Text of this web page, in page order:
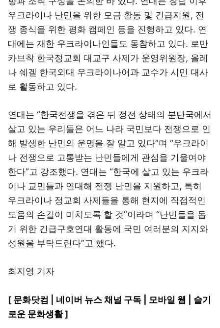
우크라이나 난민을 위한 모금 활동 및 긴급지원, 전
쟁 종식을 위한 평화 캠페인 등을 진행하고 있다. 연
대에는 재한 우크라이나인들도 동참하고 있다. 로만
카브착 한국정교회 대교구 사제가 운영위원장, 올레
나 쉐겔 한국외대 우크라이나어과 교수가 시민 대사
로 활동하고 있다.
연대는 “한국전쟁을 겪은 뒤 정전 상태의 분단국에서
살고 있는 우리들은 어느 나라 국민보다 전쟁으로 인
해 발생한 난민의 운명을 잘 알고 있다”며 “우크라이
나 전쟁으로 고통받는 난민들에게 관심을 기울여야
한다”고 강조했다. 연대는 “한국에 살고 있는 우크라
이나 교민들과 연대해 전쟁 난민을 지원하고, 특히
우크라이나 정교회 사제들을 통해 현지에 직접적인
도움의 손길이 미치도록 할 것”이라며 “난민들을 돕
기 위한 긴급구호연대 활동에 국민 여러분의 지지와
성원을 부탁드린다”고 했다.
최지영 기자
[ 문화닷컴 네이버 뉴스 채널 구독 모바일 웹
슬기
로운 문화생활]